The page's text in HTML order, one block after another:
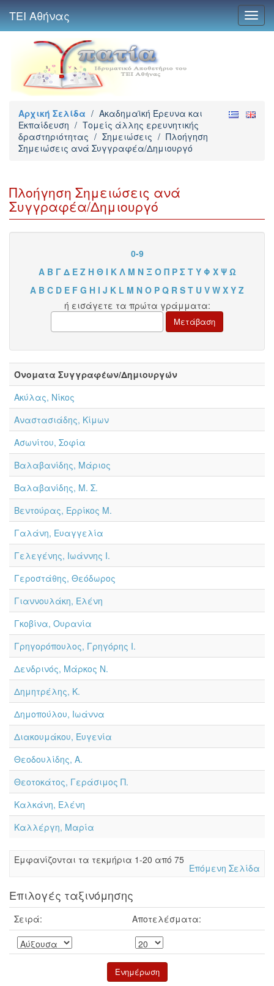
ΤΕΙ Αθήνας
Αρχική Σελίδα / Ακαδημαϊκή Έρευνα και
Εκπαίδευση / Τομείς άλλης ερευνητικής
δραστηριότητας / Σημειώσεις / Πλοήγηση
Σημειώσεις ανά Συγγραφέα/Δημιουργό
Πλοήγηση Σημειώσεις ανά
Συγγραφέα/Δημιουργό
0-9
Α Β Γ Δ Ε Ζ Η Θ Ι Κ Λ Μ Ν Ξ Ο Π Ρ Σ Τ Υ Φ Χ Ψ Ω
A B C D E F G H I J K L M N O P Q R S T U V W X Y Z
ή εισάγετε τα πρώτα γράμματα:
Όνοματα Συγγραφέων/Δημιουργών
Ακύλας, Νίκος
Αναστασιάδης, Κίμων
Ασωνίτου, Σοφία
Βαλαβανίδης, Μάριος
Βαλαβανίδης, Μ. Σ.
Βεντούρας, Ερρίκος Μ.
Γαλάνη, Ευαγγελία
Γελεγένης, Ιωάννης Ι.
Γεροστάθης, Θεόδωρος
Γιαννουλάκη, Ελένη
Γκοβίνα, Ουρανία
Γρηγορόπουλος, Γρηγόρης Ι.
Δενδρινός, Μάρκος Ν.
Δημητρέλης, Κ.
Δημοπούλου, Ιωάννα
Διακουμάκου, Ευγενία
Θεοδουλίδης, Α.
Θεοτοκάτος, Γεράσιμος Π.
Καλκάνη, Ελένη
Καλλέργη, Μαρία
Eμφανίζονται τα τεκμήρια 1-20 από 75
Επόμενη Σελίδα
Επιλογές ταξινόμησης
Σειρά: Αποτελέσματα: